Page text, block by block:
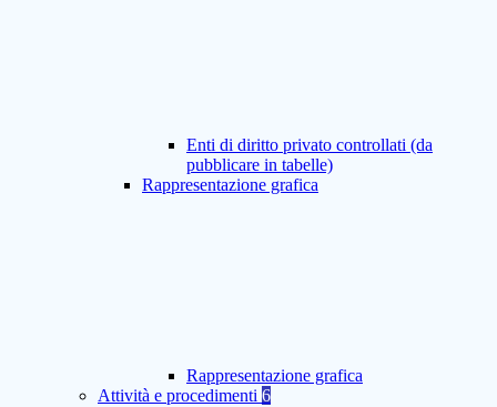
Enti di diritto privato controllati (da
pubblicare in tabelle)
Rappresentazione grafica
Rappresentazione grafica
Attività e procedimenti 6